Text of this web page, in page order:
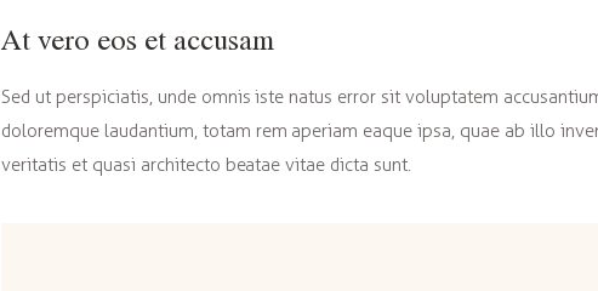
At vero eos et accusam
Sed ut perspiciatis, unde omnis iste natus error sit voluptatem
doloremque laudantium, totam rem aperiam eaque ipsa, quae ab illo
veritatis et quasi architecto beatae vitae dicta sunt.